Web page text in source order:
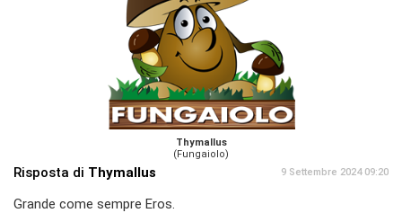
Thymallus
(Fungaiolo)
Risposta di Thymallus 9 Settembre 2024 09:20
Grande come sempre Eros.